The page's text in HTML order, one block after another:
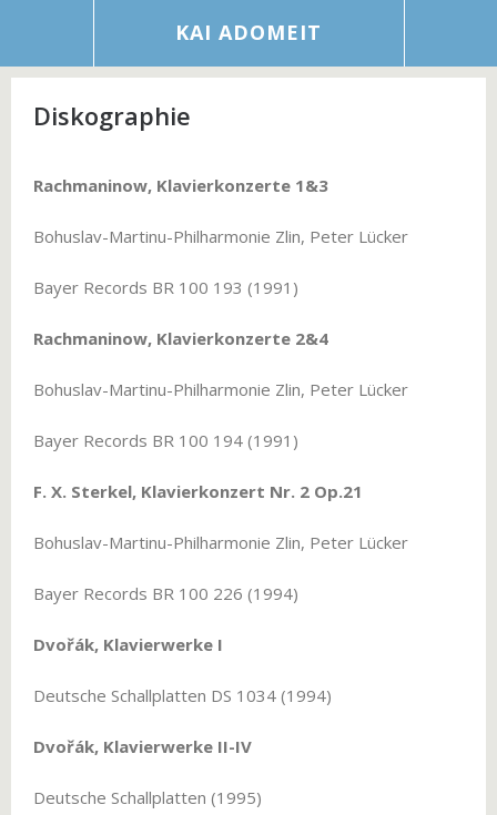
KAI ADOMEIT
Diskographie
Rachmaninow, Klavierkonzerte 1&3
Bohuslav-Martinu-Philharmonie Zlin, Peter Lücker
Bayer Records BR 100 193 (1991)
Rachmaninow, Klavierkonzerte 2&4
Bohuslav-Martinu-Philharmonie Zlin, Peter Lücker
Bayer Records BR 100 194 (1991)
F. X. Sterkel, Klavierkonzert Nr. 2 Op.21
Bohuslav-Martinu-Philharmonie Zlin, Peter Lücker
Bayer Records BR 100 226 (1994)
Dvořák, Klavierwerke I
Deutsche Schallplatten DS 1034 (1994)
Dvořák, Klavierwerke II-IV
Deutsche Schallplatten (1995)